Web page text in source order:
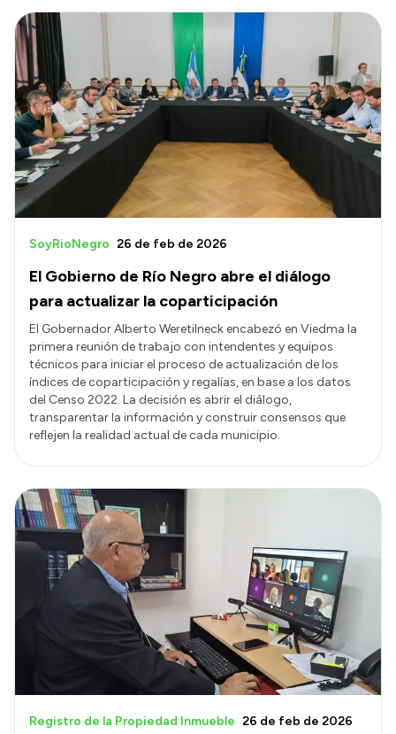
El Gobierno de Río Negro abre el diálogo
para actualizar la coparticipación
SoyRioNegro 26 de feb de 2026
El Gobernador Alberto Weretilneck encabezó en Viedma la
primera reunión de trabajo con intendentes y equipos
técnicos para iniciar el proceso de actualización de los
índices de coparticipación y regalías, en base a los datos
del Censo 2022. La decisión es abrir el diálogo,
transparentar la información y construir consensos que
reflejen la realidad actual de cada municipio.
Registro de la Propiedad Inmueble 26 de feb de 2026